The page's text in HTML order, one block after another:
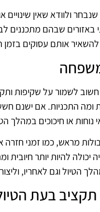
ולוודא שאין
באזורים שבהם מתכננים
להשאיר אותם עסוקים בזמן
לשמור על שקיפות
התכניות. אם ישנם
נוחות או חיכוכים במהלך
מראש, כמו זמני
יכולה להיות יותר
הטיול וגם לאחריו,
בעת